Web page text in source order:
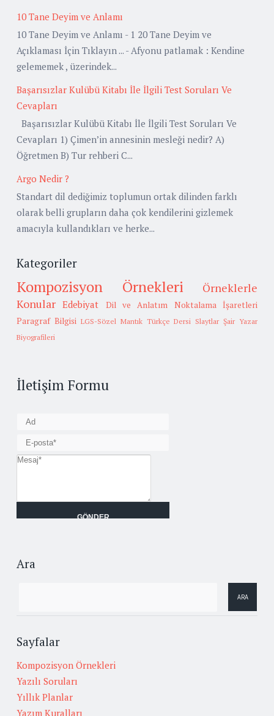
10 Tane Deyim ve Anlamı
10 Tane Deyim ve Anlamı - 1 20 Tane Deyim ve
Açıklaması İçin Tıklayın ... - Afyonu patlamak : Kendine
gelememek , üzerindek...
Başarısızlar Kulübü Kitabı İle İlgili Test Soruları Ve
Cevapları
Başarısızlar Kulübü Kitabı İle İlgili Test Soruları Ve
Cevapları 1) Çimen’in annesinin mesleği nedir? A)
Öğretmen B) Tur rehberi C...
Argo Nedir ?
Standart dil dediğimiz toplumun ortak dilinden farklı
olarak belli grupların daha çok kendilerini gizlemek
amacıyla kullandıkları ve herke...
Kategoriler
Kompozisyon Örnekleri
Örneklerle
Konular Edebiyat Dil ve Anlatım
Noktalama İşaretleri
Paragraf Bilgisi LGS-Sözel Mantık Türkçe Dersi Slaytlar Şair Yazar
Biyografileri
İletişim Formu
Ara
Sayfalar
Kompozisyon Örnekleri
Yazılı Soruları
Yıllık Planlar
Yazım Kuralları